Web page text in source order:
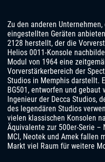
Zu den anderen
eingestellten Geräten
2128 herstellt, der die
Helios 0011-Konsole
Modul von 1964 eine
Vorverstärkerbereich der
Studios in Memphis darstellt.
BG501, entworfen und
Ingenieur der Decca Studios,
des legendären Studios
vielen klassischen Konsolen
Äquivalente zur 500er-Serie –
MCI, Neotek und Amek fallen
Markt viel Raum für weitere